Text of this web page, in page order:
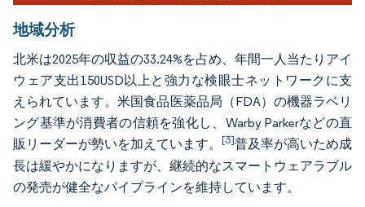
地域分析
北米は2025年の収益の33.24%を占め、年間一人当たりアイ
ウェア支出150USD以上と強力な検眼士ネットワークに支
えられています。米国食品医薬品局（FDA）の機器ラベリ
ング基準が消費者の信頼を強化し、Warby Parkerなどの直
販リーダーが勢いを加えています。 [3]普及率が高いため成
長は緩やかになりますが、継続的なスマートウェアラブル
の発売が健全なパイプラインを維持しています。